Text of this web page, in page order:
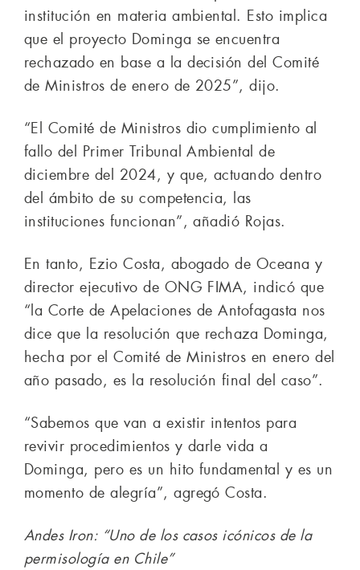
institución en materia ambiental. Esto implica
que el proyecto Dominga se encuentra
rechazado en base a la decisión del Comité
de Ministros de enero de 2025”, dijo.
“El Comité de Ministros dio cumplimiento al
fallo del Primer Tribunal Ambiental de
diciembre del 2024, y que, actuando dentro
del ámbito de su competencia, las
instituciones funcionan”, añadió Rojas.
En tanto, Ezio Costa, abogado de Oceana y
director ejecutivo de ONG FIMA, indicó que
“la Corte de Apelaciones de Antofagasta nos
dice que la resolución que rechaza Dominga,
hecha por el Comité de Ministros en enero del
año pasado, es la resolución final del caso”.
“Sabemos que van a existir intentos para
revivir procedimientos y darle vida a
Dominga, pero es un hito fundamental y es un
momento de alegría”, agregó Costa.
Andes Iron: “Uno de los casos icónicos de la
permisología en Chile”